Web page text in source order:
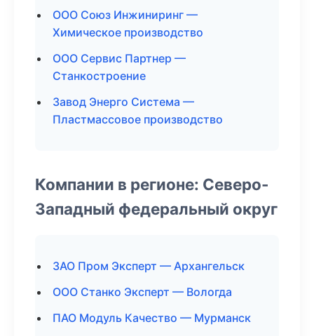
ООО Союз Инжиниринг —
Химическое производство
ООО Сервис Партнер —
Станкостроение
Завод Энерго Система —
Пластмассовое производство
Компании в регионе: Северо-
Западный федеральный округ
ЗАО Пром Эксперт — Архангельск
ООО Станко Эксперт — Вологда
ПАО Модуль Качество — Мурманск